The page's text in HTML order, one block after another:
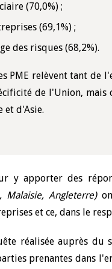
(70,0%) ;
(69,1%) ;
des risques (68,2%).
PME relèvent tant de
de l'Union, mais
et d'Asie.
y apporter des
Malaisie, Angleterre)
et ce, dans le
réalisée auprès du
prenantes dans